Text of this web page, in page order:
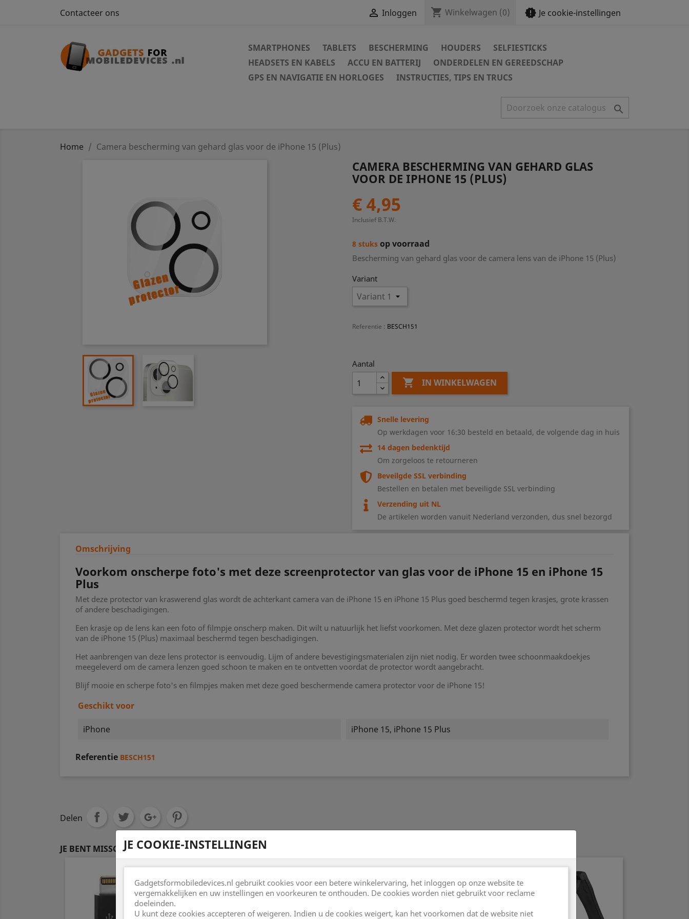
Contacteer ons  Inloggen shopping_cart Winkelwagen (0) new_releases Je cookie-instellingen
SMARTPHONES TABLETS BESCHERMING HOUDERS
SELFIESTICKS
HEADSETS EN KABELS
ACCU EN BATTERIJ
ONDERDELEN EN GEREEDSCHAP
GPS EN NAVIGATIE EN HORLOGES
INSTRUCTIES, TIPS EN TRUCS

Home Camera bescherming van gehard glas voor de iPhone 15 (Plus)
CAMERA BESCHERMING VAN GEHARD GLAS
VOOR DE IPHONE 15 (PLUS)
€ 4,95
Inclusief B.T.W.
8 stuks op voorraad
Bescherming van gehard glas voor de camera lens van de iPhone 15 (Plus)
Variant
Referentie : BESCH151
Aantal
 IN WINKELWAGEN
Snelle levering
Op werkdagen voor 16:30 besteld en betaald, de volgende dag in huis
14 dagen bedenktijd
Om zorgeloos te retourneren
Beveilgde SSL verbinding
Bestellen en betalen met beveiligde SSL verbinding
Verzending uit NL
De artikelen worden vanuit Nederland verzonden, dus snel bezorgd
Omschrijving
Voorkom onscherpe foto's met deze screenprotector van glas voor de iPhone 15 en iPhone 15
Plus
Met deze protector van kraswerend glas wordt de achterkant camera van de iPhone 15 en iPhone 15 Plus goed beschermd tegen krasjes, grote krassen
of andere beschadigingen.
Een krasje op de lens kan een foto of filmpje onscherp maken. Dit wilt u natuurlijk het liefst voorkomen. Met deze glazen protector wordt het scherm
van de iPhone 15 (Plus) maximaal beschermd tegen beschadigingen.
Het aanbrengen van deze lens protector is eenvoudig. Lijm of andere bevestigingsmaterialen zijn niet nodig. Er worden twee schoonmaakdoekjes
meegeleverd om de camera lenzen goed schoon te maken en te ontvetten voordat de protector wordt aangebracht.
Blijf mooie en scherpe foto's en filmpjes maken met deze goed beschermende camera protector voor de iPhone 15!
Geschikt voor
iPhone iPhone 15, iPhone 15 Plus
Referentie BESCH151
Delen
JE BENT MISSCHIEN OOK GEÏNTERESSEERD IN
JE COOKIE-INSTELLINGEN
Gadgetsformobiledevices.nl gebruikt cookies voor een betere winkelervaring, het inloggen op onze website te
vergemakkelijken en uw instellingen en voorkeuren te onthouden. De cookies worden niet gebruikt voor reclame
doeleinden.
U kunt deze cookies accepteren of weigeren. Indien u de cookies weigert, kan het voorkomen dat de website niet